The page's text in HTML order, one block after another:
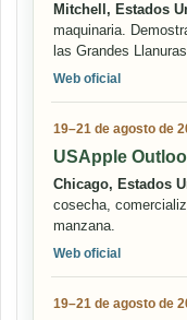
Mitchell, Estados
maquinaria.
las Grandes
Web oficial
19–21 de agosto de
USApple
Chicago, Estados
cosecha,
manzana.
Web oficial
19–21 de agosto de